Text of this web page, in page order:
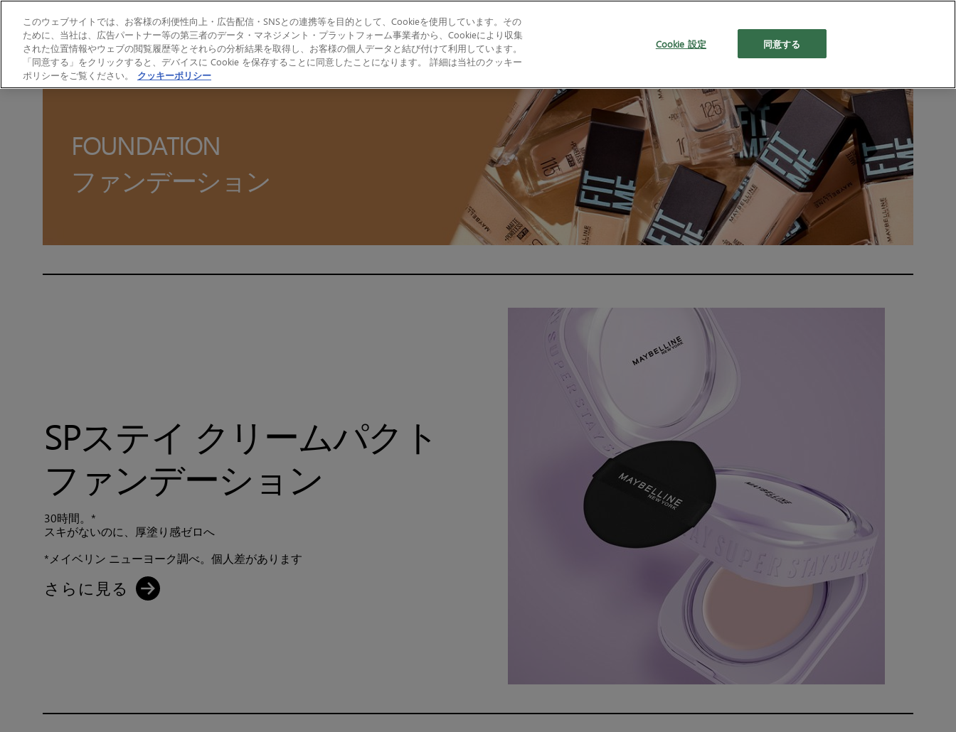
バーチャルメイク ALL PRODUCTS EYE FACE LIP BRAVE TOGETHER お知らせ
ホーム ALL PRODUCTS Face ファンデーション
FOUNDATION
ファンデーション
SPステイ クリームパクト
ファンデーション
30時間。*
スキがないのに、厚塗り感ゼロへ
*メイベリン ニューヨーク調べ。個人差があります
さらに見る
このウェブサイトでは、お客様の利便性向上・広告配信・SNSとの連携等を目的として、Cookieを使用しています。その
ために、当社は、広告パートナー等の第三者のデータ・マネジメント・プラットフォーム事業者から、Cookieにより収集
された位置情報やウェブの閲覧履歴等とそれらの分析結果を取得し、お客様の個人データと結び付けて利用しています。
「同意する」をクリックすると、デバイスに Cookie を保存することに同意したことになります。 詳細は当社のクッキー
ポリシーをご覧ください。
クッキーポリシー
Cookie 設定 同意する